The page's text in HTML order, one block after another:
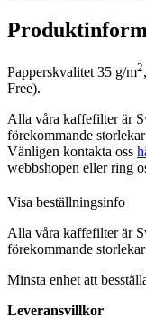
Papperskvalitet 35 g/m2
Free).
Alla våra kaffefilter är
förekommande
Vänligen kontakta oss
webbshopen eller ring
Visa beställningsinfo
Alla våra kaffefilter är
förekommande
Minsta enhet att
Leveransvillkor